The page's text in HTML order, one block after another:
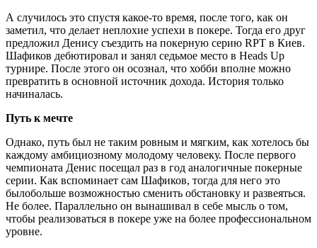
А случилось это спустя какое-то время, после того, как он
заметил, что делает неплохие успехи в покере. Тогда его друг
предложил Денису съездить на покерную серию RPT в Киев.
Шафиков дебютировал и занял седьмое место в Heads Up
турнире. После этого он осознал, что хобби вполне можно
превратить в основной источник дохода. История только
начиналась.
Путь к мечте
Однако, путь был не таким ровным и мягким, как хотелось бы
каждому амбициозному молодому человеку. После первого
чемпионата Денис посещал раз в год аналогичные покерные
серии. Как вспоминает сам Шафиков, тогда для него это
былобольше возможностью сменить обстановку и развеяться.
Не более. Параллельно он вынашивал в себе мысль о том,
чтобы реализоваться в покере уже на более профессиональном
уровне.